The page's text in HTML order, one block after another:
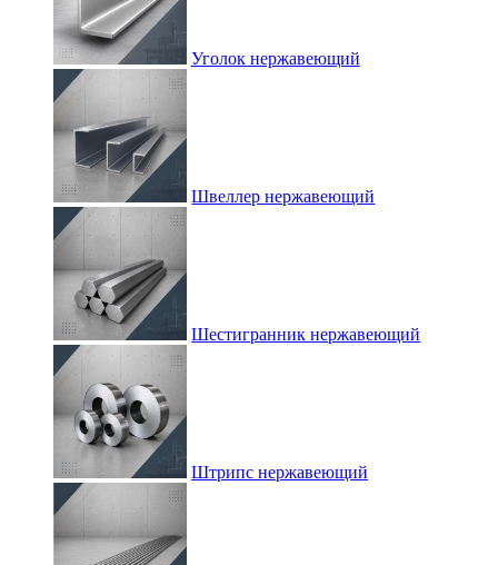
Уголок нержавеющий
Швеллер нержавеющий
Шестигранник нержавеющий
Штрипс нержавеющий